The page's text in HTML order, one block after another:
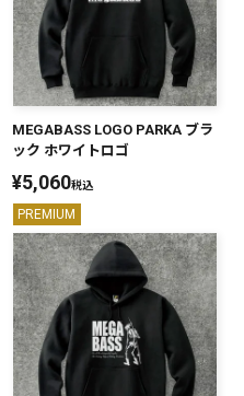
MEGABASS LOGO PARKA ブラ
ック ホワイトロゴ
¥5,060税込
PREMIUM